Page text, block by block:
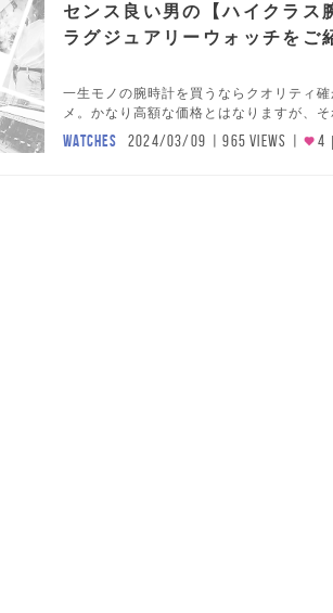
センス良い男の【ハイクラ
ラグジュアリーウォッチをご
一生モノの腕時計を買うならクオリティ
メ。かなり高額な価格とはなりますが、
WATCHES 2024/03/09 965 VIEWS 4